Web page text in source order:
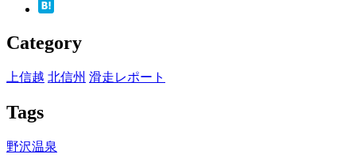
Category
上信越 北信州 滑走レポート
Tags
野沢温泉